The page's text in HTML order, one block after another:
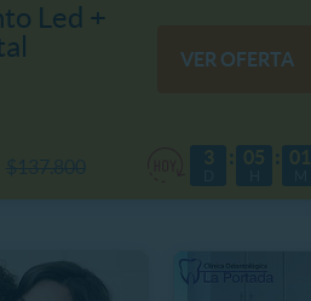
Led +
VER OFERTA
3 05 01